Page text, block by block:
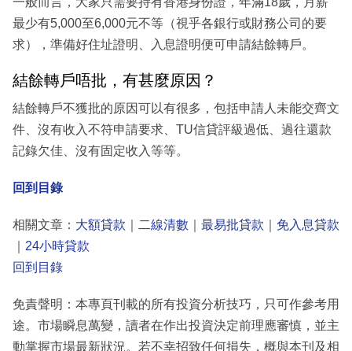
最少有5,000至6,000元不等（視乎各銀行或財務公司的要
求），準備好住址證明、入息證明便可申請結餘轉戶。
結餘轉戶唔批，有甚麼原因？
結餘轉戶不獲批的原因可以有很多，包括申請人未能交齊文
件、沒有收入不符申請要求、TU信貸評級過低、過往還款
記錄欠佳、沒有固定收入等等。
回到目錄
相關文章： 大額貸款 二線清數 最易批貸款
免入息貸款
24小時貸款
回到目錄
免責聲明：本專頁刊載的所有投資分析技巧，只可作參考用
途。市場瞬息萬變，讀者在作出投資決定前理應審慎，並主
動掌握市場最新狀況。若不幸招致任何損失，概與本刊及相